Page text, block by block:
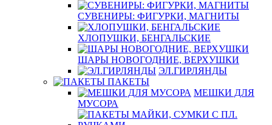
СУВЕНИРЫ: ФИГУРКИ, МАГНИТЫ
ХЛОПУШКИ, БЕНГАЛЬСКИЕ
ШАРЫ НОВОГОДНИЕ, ВЕРХУШКИ
ЭЛ.ГИРЛЯНДЫ
ПАКЕТЫ
МЕШКИ ДЛЯ
МУСОРА